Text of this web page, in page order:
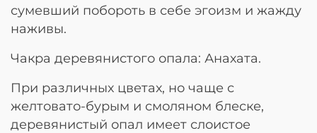
сумевший побороть в себе эгоизм и жажду
наживы.
Чакра деревянистого опала: Анахата.
При различных цветах, но чаще с
желтовато-бурым и смоляном блеске,
деревянистый опал имеет слоистое